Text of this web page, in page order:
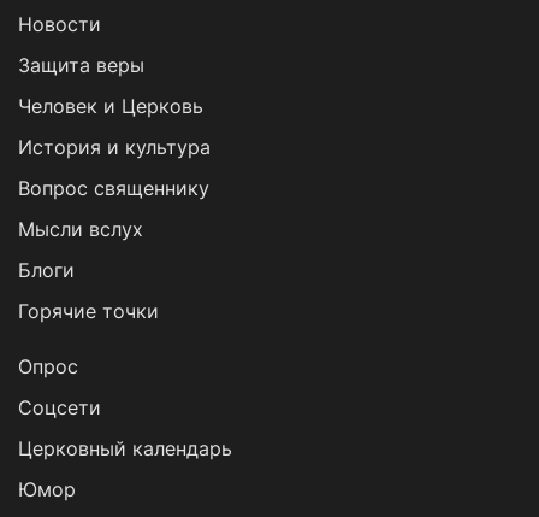
Новости
Защита веры
Человек и Церковь
История и культура
Вопрос священнику
Мысли вслух
Блоги
Горячие точки
Опрос
Cоцсети
Церковный календарь
Юмор